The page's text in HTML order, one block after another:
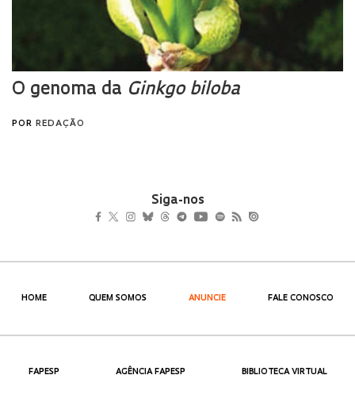
Siga-nos
HOME QUEM SOMOS ANUNCIE FALE CONOSCO
FAPESP AGÊNCIA FAPESP BIBLIOTECA VIRTUAL